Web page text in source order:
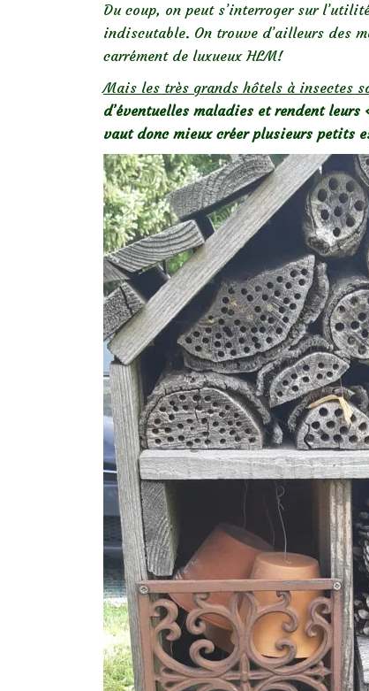
Du coup, on peut s’interroger sur
indiscutable. On trouve d’ailleurs des
carrément de luxueux HLM!
Mais les très grands hôtels à insectes
d’éventuelles maladies et rendent
vaut donc mieux créer plusieurs petits